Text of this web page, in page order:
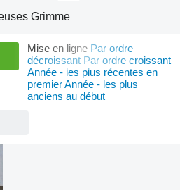
Grimme
Mise en ligne Par ordre
décroissant Par ordre croissant
Année - les plus récentes en
premierAnnée - les plus
anciens au début